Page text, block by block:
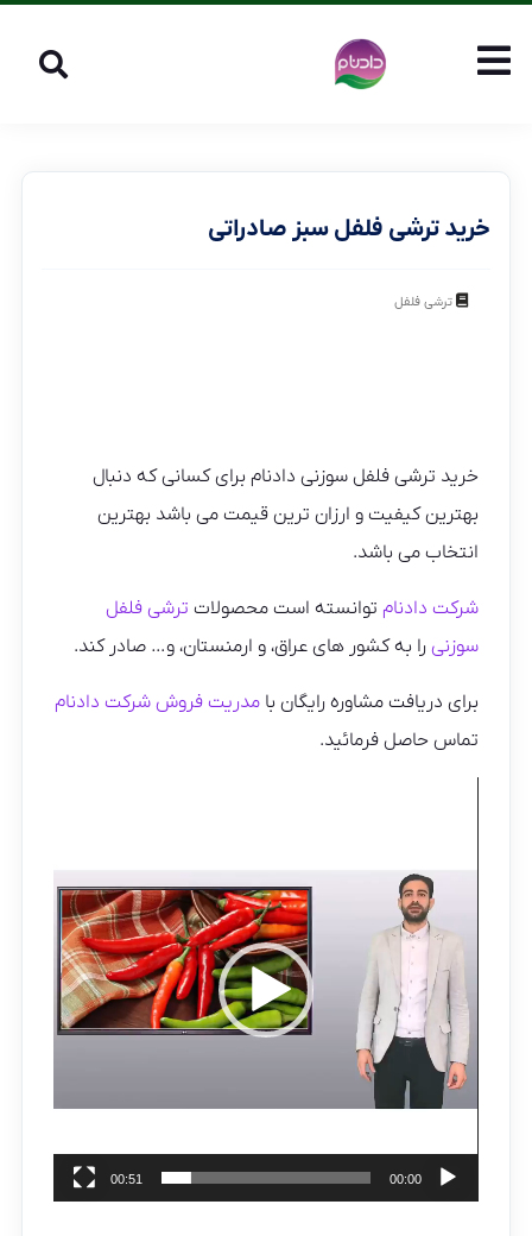
خرید ترشی فلفل سبز صادراتی
ترشی فلفل
خرید ترشی فلفل سوزنی دادنام برای کسانی که دنبال
بهترین کیفیت و ارزان ترین قیمت می باشد بهترین
انتخاب می باشد.
شرکت دادنام توانسته است محصولات ترشی فلفل
سوزنی را به کشور های عراق، و ارمنستان، و… صادر کند.
برای دریافت مشاوره رایگان بامدریت فروش شرکت دادنام
تماس حاصل فرمائید.
00:00
00:51